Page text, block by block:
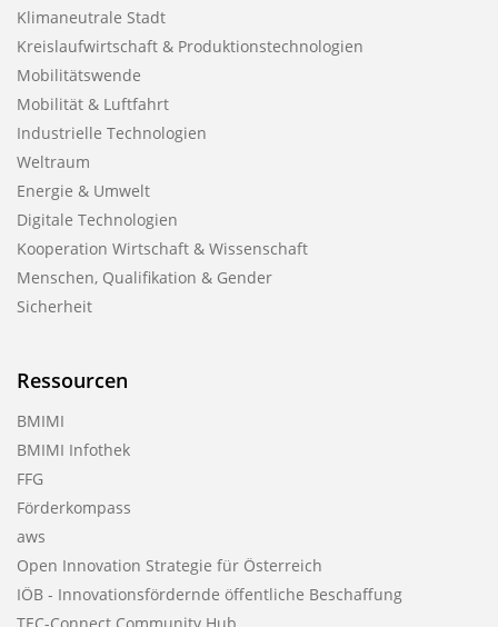
Klimaneutrale Stadt
Kreislaufwirtschaft & Produktionstechnologien
Mobilitätswende
Mobilität & Luftfahrt
Industrielle Technologien
Weltraum
Energie & Umwelt
Digitale Technologien
Kooperation Wirtschaft & Wissenschaft
Menschen, Qualifikation & Gender
Sicherheit
Ressourcen
BMIMI
BMIMI Infothek
FFG
Förderkompass
aws
Open Innovation Strategie für Österreich
IÖB - Innovationsfördernde öffentliche Beschaffung